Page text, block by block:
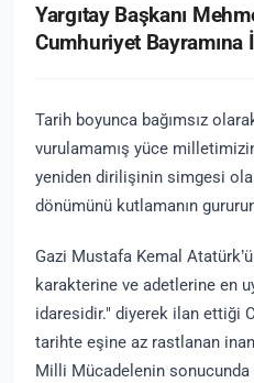
Yargıtay Başkanı
Cumhuriyet Bayramına
Tarih boyunca bağımsız
vurulamamış yüce
yeniden dirilişinin simgesi
dönümünü kutlamanın
Gazi Mustafa Kemal
karakterine ve adetlerine en
idaresidir." diyerek ilan ettiği
tarihte eşine az rastlanan
Milli Mücadelenin